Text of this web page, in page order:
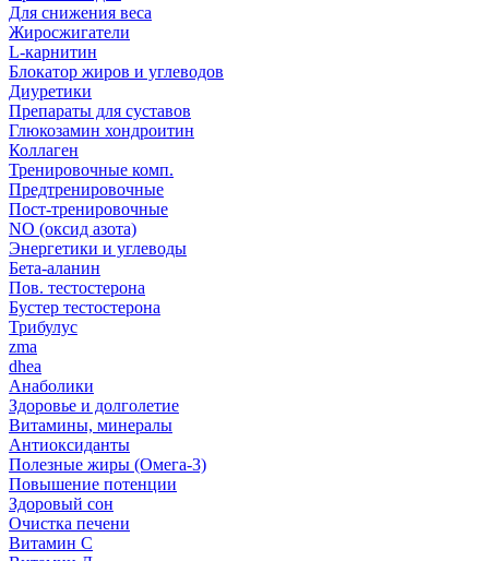
Для снижения веса
Жиросжигатели
L-карнитин
Блокатор жиров и углеводов
Диуретики
Препараты для суставов
Глюкозамин хондроитин
Коллаген
Тренировочные комп.
Предтренировочные
Пост-тренировочные
NO (оксид азота)
Энергетики и углеводы
Бета-аланин
Пов. тестостерона
Бустер тестостерона
Трибулус
zma
dhea
Анаболики
Здоровье и долголетие
Витамины, минералы
Антиоксиданты
Полезные жиры (Омега-3)
Повышение потенции
Здоровый сон
Очистка печени
Витамин С